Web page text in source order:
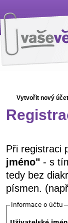
Vytvořit nový účet
Při registraci
jméno" - s
tedy bez
písmen.
Informace o účtu